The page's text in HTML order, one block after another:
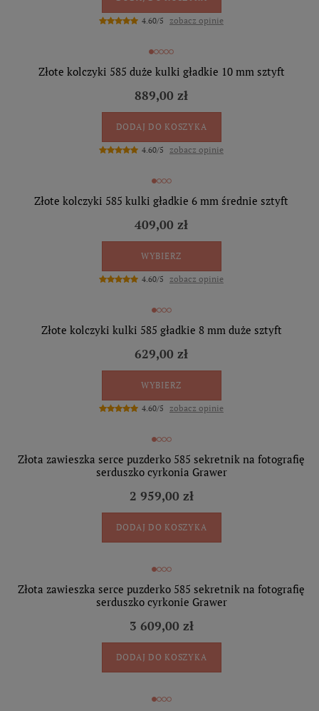
4.60/5 zobacz opinie
Złote kolczyki 585 duże kulki gładkie 10 mm sztyft
889,00 zł
DODAJ DO KOSZYKA
4.60/5 zobacz opinie
Złote kolczyki 585 kulki gładkie 6 mm średnie sztyft
409,00 zł
WYBIERZ
4.60/5 zobacz opinie
Złote kolczyki kulki 585 gładkie 8 mm duże sztyft
629,00 zł
WYBIERZ
4.60/5 zobacz opinie
Złota zawieszka serce puzderko 585 sekretnik na fotografię
serduszko cyrkonia Grawer
2 959,00 zł
DODAJ DO KOSZYKA
Złota zawieszka serce puzderko 585 sekretnik na fotografię
serduszko cyrkonie Grawer
3 609,00 zł
DODAJ DO KOSZYKA